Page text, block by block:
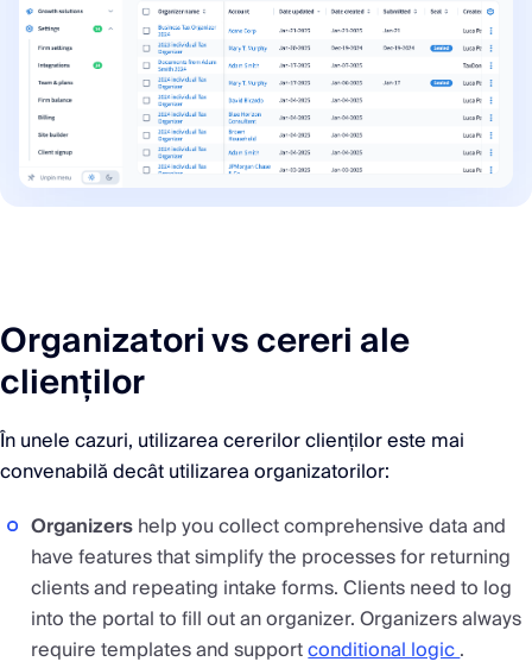
Organizatori vs cereri ale
clienților
În unele cazuri, utilizarea cererilor clienților este mai
convenabilă decât utilizarea organizatorilor:
Organizershelp you collect comprehensive data and
have features that simplify the processes for returning
clients and repeating intake forms. Clients need to log
into the portal to fill out an organizer. Organizers always
require templates and supportconditional logic.